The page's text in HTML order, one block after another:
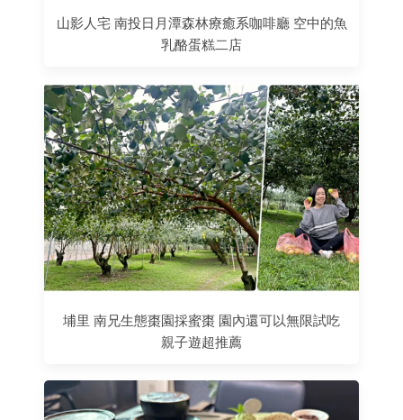
山影人宅 南投日月潭森林療癒系咖啡廳 空中的魚
乳酪蛋糕二店
埔里 南兄生態棗園採蜜棗 園內還可以無限試吃
親子遊超推薦